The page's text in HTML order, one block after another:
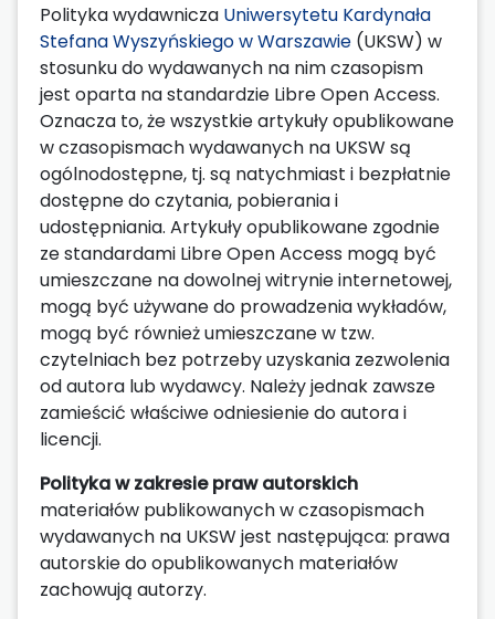
Polityka wydawnicza Uniwersytetu Kardynała
Stefana Wyszyńskiego w Warszawie (UKSW) w
stosunku do wydawanych na nim czasopism
jest oparta na standardzie Libre Open Access.
Oznacza to, że wszystkie artykuły opublikowane
w czasopismach wydawanych na UKSW są
ogólnodostępne, tj. są natychmiast i bezpłatnie
dostępne do czytania, pobierania i
udostępniania. Artykuły opublikowane zgodnie
ze standardami Libre Open Access mogą być
umieszczane na dowolnej witrynie internetowej,
mogą być używane do prowadzenia wykładów,
mogą być również umieszczane w tzw.
czytelniach bez potrzeby uzyskania zezwolenia
od autora lub wydawcy. Należy jednak zawsze
zamieścić właściwe odniesienie do autora i
licencji.
Polityka w zakresie praw autorskich
materiałów publikowanych w czasopismach
wydawanych na UKSW jest następująca: prawa
autorskie do opublikowanych materiałów
zachowują autorzy.